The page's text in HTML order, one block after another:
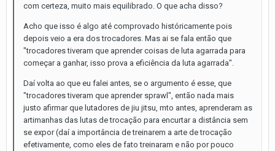
com certeza, muito mais equilibrado. O que acha disso?
Acho que isso é algo até comprovado históricamente pois
depois veio a era dos trocadores. Mas ai se fala então que
"trocadores tiveram que aprender coisas de luta agarrada para
começar a ganhar, isso prova a eficiência da luta agarrada".
Daí volta ao que eu falei antes, se o argumento é esse, que
"trocadores tiveram que aprender sprawl", então nada mais
justo afirmar que lutadores de jiu jitsu, mto antes, aprenderam as
artimanhas das lutas de trocação para encurtar a distância sem
se expor (daí a importância de treinarem a arte de trocação
efetivamente, como eles de fato treinaram e não por pouco